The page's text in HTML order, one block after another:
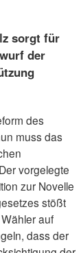
sorgt für
der
des
muss das
vorgelegte
zur Novelle
stößt
auf
dass der